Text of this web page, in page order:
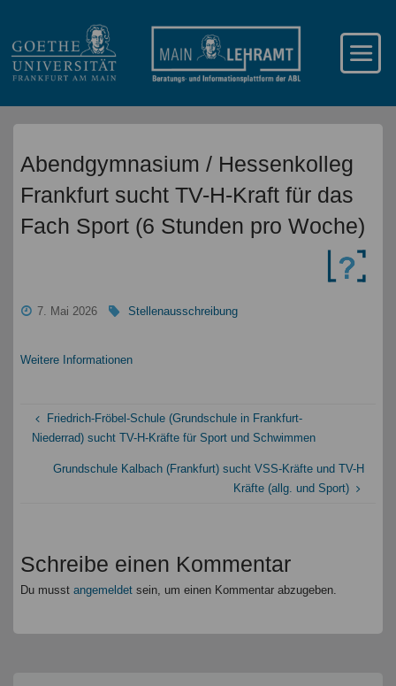
Abendgymnasium / Hessenkolleg
Frankfurt sucht TV-H-Kraft für das
Fach Sport (6 Stunden pro Woche)
7. Mai 2026 Stellenausschreibung
Weitere Informationen
Friedrich-Fröbel-Schule (Grundschule in Frankfurt-
Niederrad) sucht TV-H-Kräfte für Sport und Schwimmen
Grundschule Kalbach (Frankfurt) sucht VSS-Kräfte und TV-H
Kräfte (allg. und Sport)
Schreibe einen Kommentar
Du musstangemeldet sein, um einen Kommentar abzugeben.